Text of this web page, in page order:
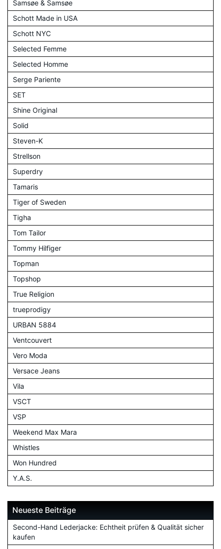
Samsøe & Samsøe
Schott Made in USA
Schott NYC
Selected Femme
Selected Homme
Serge Pariente
SET
Shine Original
Solid
Steven-K
Strellson
Superdry
Tamaris
Tiger of Sweden
Tigha
Tom Tailor
Tommy Hilfiger
Topman
Topshop
True Religion
trueprodigy
URBAN 5884
Ventcouvert
Vero Moda
Versace Jeans
Vila
VSCT
VSP
Weekend Max Mara
Whistles
Won Hundred
Y.A.S.
Neueste Beiträge
Second-Hand Lederjacke: Echtheit prüfen & Qualität sicher
kaufen